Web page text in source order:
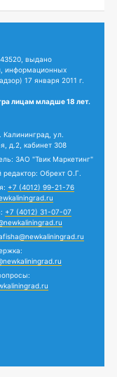
выдано
информационных
17 января 2011 г.
лицам младше 18 лет.
Калининград, ул.
д.2, кабинет 308
ЗАО "Твик Маркетинг"
редактор: Обрехт О.Г.
+7 (4012) 99-21-76
+7 (4012) 31-07-07